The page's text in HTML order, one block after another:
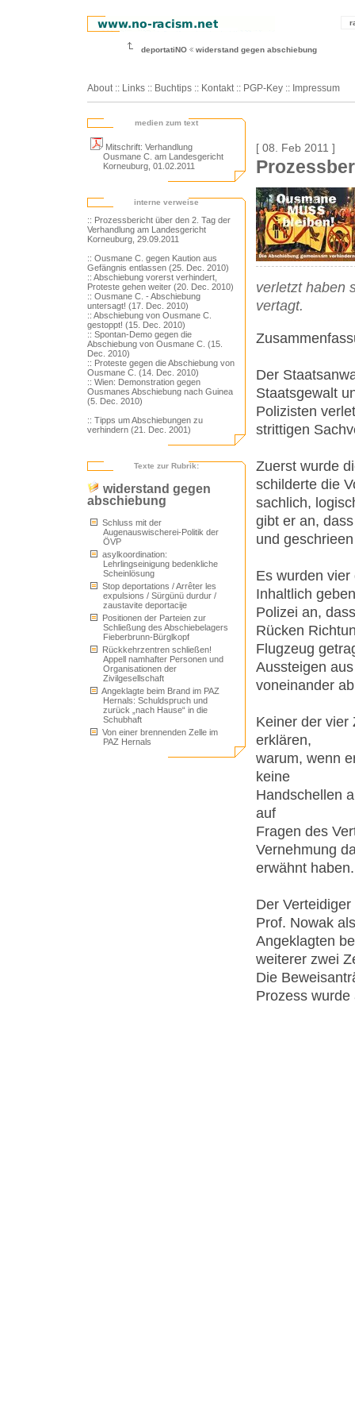
deportatiNO widerstand gegen abschiebung
About :: Links :: Buchtips :: Kontakt :: PGP-Key :: Impressum
medien zum text
Mitschrift: Verhandlung
Ousmane C. am Landesgericht
Korneuburg, 01.02.2011
interne verweise
:: Prozessbericht über den 2. Tag der
Verhandlung am Landesgericht
Korneuburg, 29.09.2011
:: Ousmane C. gegen Kaution aus
Gefängnis entlassen (25. Dec. 2010)
:: Abschiebung vorerst verhindert,
Proteste gehen weiter (20. Dec. 2010)
:: Ousmane C. - Abschiebung
untersagt! (17. Dec. 2010)
:: Abschiebung von Ousmane C.
gestoppt! (15. Dec. 2010)
:: Spontan-Demo gegen die
Abschiebung von Ousmane C. (15.
Dec. 2010)
:: Proteste gegen die Abschiebung von
Ousmane C. (14. Dec. 2010)
:: Wien: Demonstration gegen
Ousmanes Abschiebung nach Guinea
(5. Dec. 2010)
:: Tipps um Abschiebungen zu
verhindern (21. Dec. 2001)
Texte zur Rubrik:
widerstand gegen
abschiebung
Schluss mit der
Augenauswischerei-Politik der
ÖVP
asylkoordination:
Lehrlingseinigung bedenkliche
Scheinlösung
Stop deportations / Arrêter les
expulsions / Sürgünü durdur /
zaustavite deportacije
Positionen der Parteien zur
Schließung des Abschiebelagers
Fieberbrunn-Bürglkopf
Rückkehrzentren schließen!
Appell namhafter Personen und
Organisationen der
Zivilgesellschaft
Angeklagte beim Brand im PAZ
Hernals: Schuldspruch und
zurück „nach Hause“ in die
Schubhaft
Von einer brennenden Zelle im
PAZ Hernals
[ 08. Feb 2011 ]
verletzt haben
vertagt.
Der
Staatsgewalt
Polizisten
strittigen
Zuerst wurde
schilderte die
sachlich,
gibt er an,
und
Es wurden
Inhaltlich
Polizei an,
Rücken
Flugzeug
Aussteigen
voneinander
Keiner der vier
erklären,
warum, wenn
keine
Handschellen
auf
Fragen des
Vernehmung
erwähnt haben.
Der
Prof. Nowak
Angeklagten
weiterer zwei
Die
Prozess